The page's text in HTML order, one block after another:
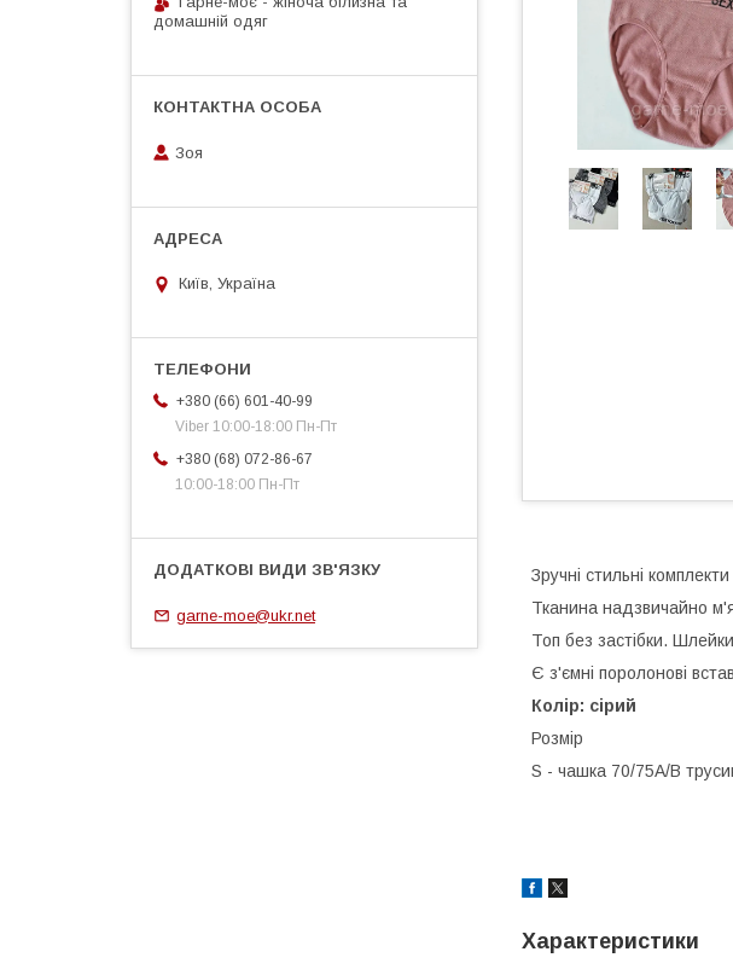
Зручні стильні
Тканина надзвичайно
Топ без застібки.
Є з'ємні поролонові
Колір: сірий
Розмір
S - чашка 70/75А/В
Характеристики
домашній одяг
Зоя
Київ, Україна
+380 (66) 601-40-99
Viber 10:00-18:00 Пн-Пт
+380 (68) 072-86-67
10:00-18:00 Пн-Пт
garne-moe@ukr.net